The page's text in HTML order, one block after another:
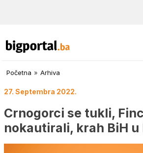
Početna » Arhiva
27. Septembra 2022.
Crnogorci se tukli,
nokautirali, krah BiH